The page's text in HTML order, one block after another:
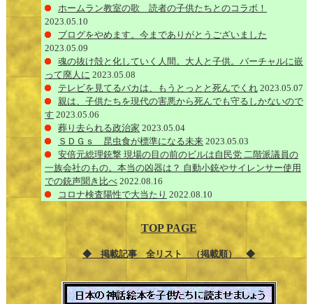
ホームラン教室の歌 読者の子供たちとのコラボ！
2023.05.10
ブログをやめます。今までありがとうございました
2023.05.09
魂の抜け殻と化していく人間。大人と子供。バーチャルに嵌
って廃人に 2023.05.08
テレビを見てるバカは、もうとっとと死んでくれ 2023.05.07
親は、子供たちを現代の害悪から死んでも守るしかないので
す 2023.05.06
葬り去られる政治家 2023.05.04
ＳＤＧｓ 昆虫食が標準になる未来 2023.05.03
安倍元総理銃撃 現場の目の前のビルは自民党 二階派議員の
一族会社のもの。本当の凶器は？ 自動小銃やサイレンサー使用
での銃声聞き比べ 2022.08.16
コロナ検査陽性で大当たり 2022.08.10
TOP PAGE
◆ 掲載記事 全リスト （掲載順） ◆